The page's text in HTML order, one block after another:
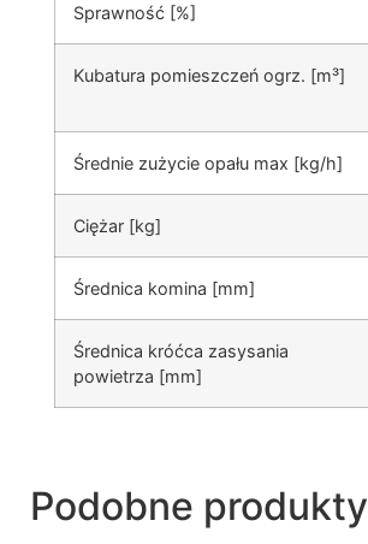
Sprawność [%]
Kubatura pomieszczeń ogrz. [m³]
Średnie zużycie opału max [kg/h]
Ciężar [kg]
Średnica komina [mm]
Średnica króćca zasysania
powietrza [mm]
Podobne produkty